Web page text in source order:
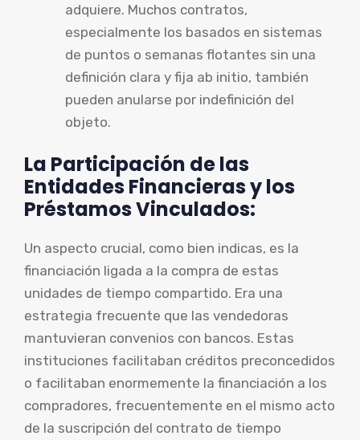
adquiere. Muchos contratos,
especialmente los basados en sistemas
de puntos o semanas flotantes sin una
definición clara y fija ab initio, también
pueden anularse por indefinición del
objeto.
La Participación de las
Entidades Financieras y los
Préstamos Vinculados:
Un aspecto crucial, como bien indicas, es la
financiación ligada a la compra de estas
unidades de tiempo compartido. Era una
estrategia frecuente que las vendedoras
mantuvieran convenios con bancos. Estas
instituciones facilitaban créditos preconcedidos
o facilitaban enormemente la financiación a los
compradores, frecuentemente en el mismo acto
de la suscripción del contrato de tiempo